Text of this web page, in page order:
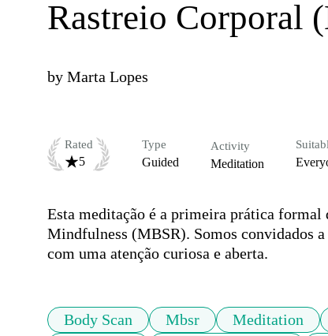
Rastreio Corporal
by Marta Lopes
Rated
5
Type
Guided
Activity
Meditation
Esta meditação é a primeira prática formal
Mindfulness (MBSR). Somos convidados
com uma atenção curiosa e aberta.
Body Scan Mbsr Meditation